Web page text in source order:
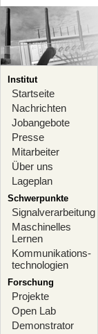
Institut
Startseite
Nachrichten
Jobangebote
Presse
Mitarbeiter
Über uns
Lageplan
Schwerpunkte
Signalverarbeitung
Maschinelles
Lernen
Kommunikations-
technologien
Forschung
Projekte
Open Lab
Demonstrator